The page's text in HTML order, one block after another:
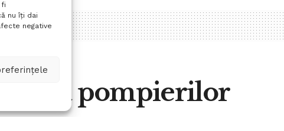
fi
nu îți dai
negative
Ziua pompierilor